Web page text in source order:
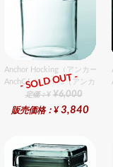
Anchor Hocking（アンカーホ
AnchOR HockinG（アンカーホ
定価：¥ ¥6,000
販売価格：¥ 3,840
- SOLD OUT -